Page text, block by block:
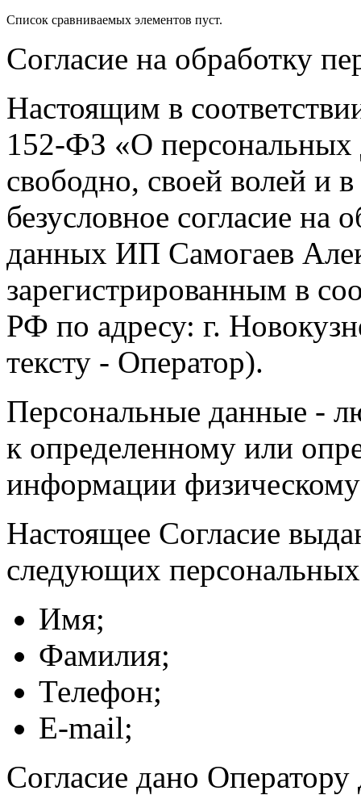
Список сравниваемых элементов пуст.
Согласие на обработку
Настоящим в
152-ФЗ «О персональных
свободно, своей волей и
безусловное согласие на
данных ИП Самогаев
зарегистрированным в
РФ по адресу: г.
тексту - Оператор).
Персональные данные -
к определенному или
информации
Настоящее Согласие
следующих
Имя;
Фамилия;
Телефон;
E-mail;
Согласие дано